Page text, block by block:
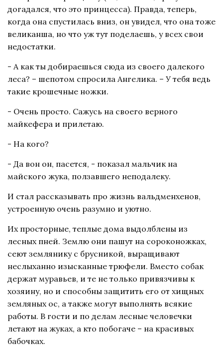
догадался, что это принцесса). Правда, теперь,
когда она спустилась вниз, он увидел, что она тоже
великанша, но что уж тут поделаешь, у всех свои
недостатки.
- А как ты добираешься сюда из своего далекого
леса? – шепотом спросила Ангелика. – У тебя ведь
такие крошечные ножки.
- Очень просто. Сажусь на своего верного
майкефера и прилетаю.
- На кого?
- Да вон он, пасется, - показал мальчик на
майского жука, ползавшего неподалеку.
И стал рассказывать про жизнь вальдменхенов,
устроенную очень разумно и уютно.
Их просторные, теплые дома выдолблены из
лесных пней. Землю они пашут на сороконожках,
сеют землянику с брусникой, выращивают
неслыханно изысканные трюфели. Вместо собак
держат муравьев, и те не только привязчивы к
хозяину, но и способны защитить его от хищных
земляных ос, а также могут выполнять всякие
работы. В гости и по делам лесные человечки
летают на жуках, а кто побогаче – на красивых
бабочках.